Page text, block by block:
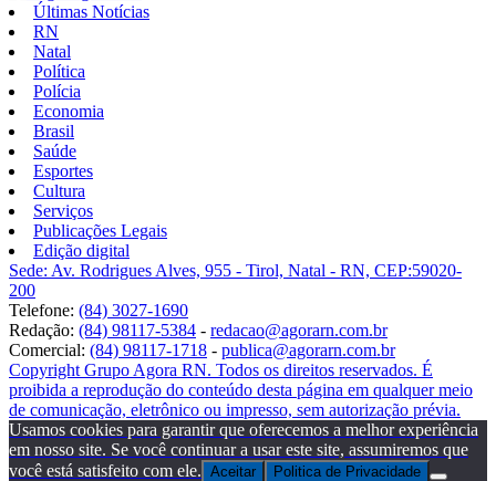
Últimas Notícias
RN
Natal
Política
Polícia
Economia
Brasil
Saúde
Esportes
Cultura
Serviços
Publicações Legais
Edição digital
Sede: Av. Rodrigues Alves, 955 - Tirol, Natal - RN, CEP:59020-
200
Telefone: (84) 3027-1690
Redação: (84) 98117-5384 - redacao@agorarn.com.br
Comercial: (84) 98117-1718 - publica@agorarn.com.br
Copyright Grupo Agora RN. Todos os direitos reservados. É
proibida a reprodução do conteúdo desta página em qualquer meio
de comunicação, eletrônico ou impresso, sem autorização prévia.
Usamos cookies para garantir que oferecemos a melhor experiência
em nosso site. Se você continuar a usar este site, assumiremos que
você está satisfeito com ele. Aceitar Politica de Privacidade